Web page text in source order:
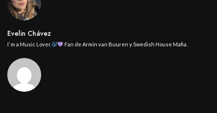
Evelin Chávez
I’ m a Music Lover. Fan de Armin van Buuren y Swedish House Mafia.